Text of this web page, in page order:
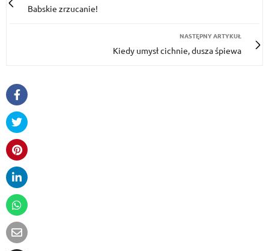
Babskie zrzucanie!
NASTĘPNY ARTYKUŁ
Kiedy umysł cichnie, dusza śpiewa